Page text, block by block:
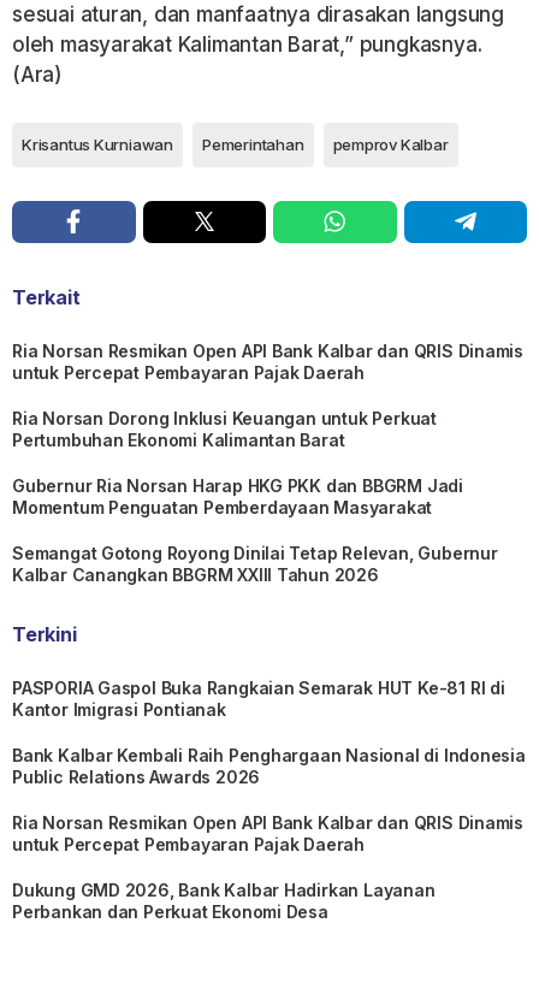
sesuai aturan, dan manfaatnya dirasakan langsung
oleh masyarakat Kalimantan Barat,” pungkasnya.
(Ara)
Krisantus Kurniawan Pemerintahan pemprov Kalbar
Terkait
Ria Norsan Resmikan Open API Bank Kalbar dan QRIS Dinamis
untuk Percepat Pembayaran Pajak Daerah
Ria Norsan Dorong Inklusi Keuangan untuk Perkuat
Pertumbuhan Ekonomi Kalimantan Barat
Gubernur Ria Norsan Harap HKG PKK dan BBGRM Jadi
Momentum Penguatan Pemberdayaan Masyarakat
Semangat Gotong Royong Dinilai Tetap Relevan, Gubernur
Kalbar Canangkan BBGRM XXIII Tahun 2026
Terkini
PASPORIA Gaspol Buka Rangkaian Semarak HUT Ke-81 RI di
Kantor Imigrasi Pontianak
Bank Kalbar Kembali Raih Penghargaan Nasional di Indonesia
Public Relations Awards 2026
Ria Norsan Resmikan Open API Bank Kalbar dan QRIS Dinamis
untuk Percepat Pembayaran Pajak Daerah
Dukung GMD 2026, Bank Kalbar Hadirkan Layanan
Perbankan dan Perkuat Ekonomi Desa